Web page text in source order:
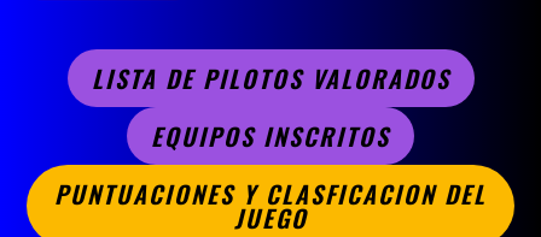
LISTA DE PILOTOS VALORADOS
EQUIPOS INSCRITOS
PUNTUACIONES Y CLASFICACION DEL
JUEGO